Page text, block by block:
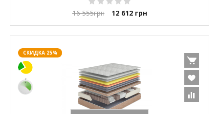
16 555грн 12 612 грн
СКИДКА 25%